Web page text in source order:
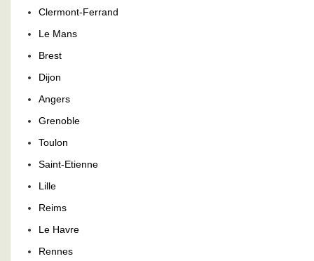
Clermont-Ferrand
Le Mans
Brest
Dijon
Angers
Grenoble
Toulon
Saint-Etienne
Lille
Reims
Le Havre
Rennes